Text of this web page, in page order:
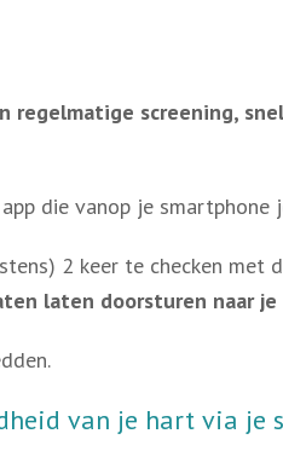
regelmatige screening,
die vanop je
2 keer te checken
laten doorsturen naar
van je hart via je